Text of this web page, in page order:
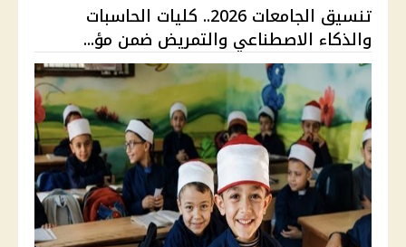
تنسيق الجامعات 2026.. كليات الحاسبات
والذكاء الاصطناعي والتمريض ضمن مؤ...